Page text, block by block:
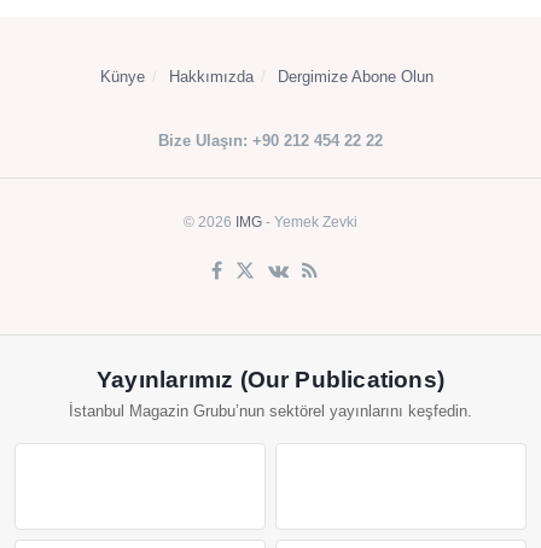
Künye Hakkımızda Dergimize Abone Olun
Bize Ulaşın: +90 212 454 22 22
© 2026 IMG - Yemek Zevki
Yayınlarımız (Our Publications)
İstanbul Magazin Grubu’nun sektörel yayınlarını keşfedin.